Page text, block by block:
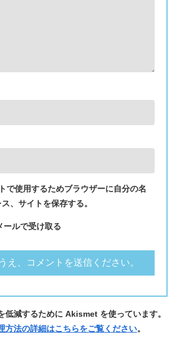
で使用するためブラウザーに自分の名
、サイトを保存する。
ールで受け取る
低減するために Akismet を使っています。
方法の詳細はこちらをご覧ください。